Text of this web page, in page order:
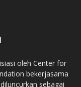
oleh Center for
bekerjasama
sebagai